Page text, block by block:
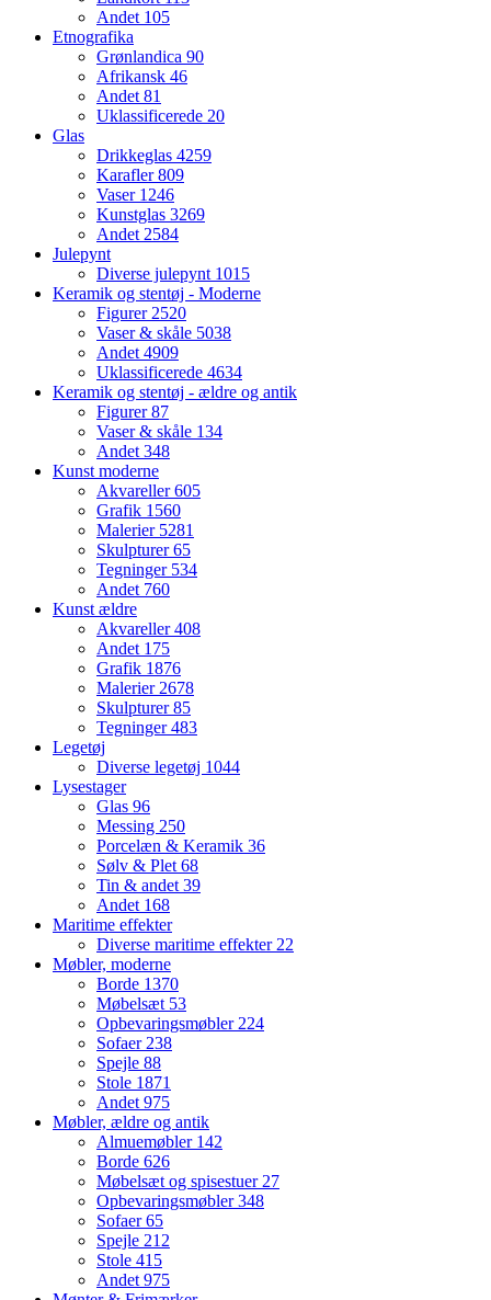
Andet 105
Etnografika
Grønlandica 90
Afrikansk 46
Andet81
Uklassificerede 20
Glas
Drikkeglas 4259
Karafler809
Vaser 1246
Kunstglas 3269
Andet2584
Julepynt
Diverse julepynt 1015
Keramik og stentøj - Moderne
Figurer2520
Vaser & skåle 5038
Andet4909
Uklassificerede 4634
Keramik og stentøj - ældre og antik
Figurer87
Vaser & skåle 134
Andet348
Kunst moderne
Akvareller605
Grafik 1560
Malerier 5281
Skulpturer65
Tegninger 534
Andet 760
Kunst ældre
Akvareller408
Andet 175
Grafik 1876
Malerier2678
Skulpturer85
Tegninger483
Legetøj
Diverse legetøj 1044
Lysestager
Glas 96
Messing 250
Porcelæn & Keramik 36
Sølv & Plet68
Tin & andet39
Andet 168
Maritime effekter
Diverse maritime effekter22
Møbler, moderne
Borde 1370
Møbelsæt 53
Opbevaringsmøbler224
Sofaer238
Spejle 88
Stole 1871
Andet975
Møbler, ældre og antik
Almuemøbler 142
Borde 626
Møbelsæt og spisestuer27
Opbevaringsmøbler348
Sofaer65
Spejle 212
Stole 415
Andet975